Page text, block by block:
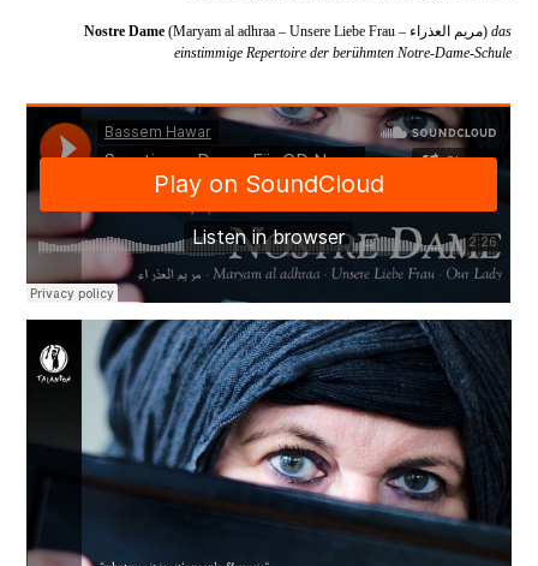
Nostre Dame (Maryam al adhraa – Unsere Liebe Frau – مريم العذراء) das
einstimmige Repertoire der berühmten Notre-Dame-Schule